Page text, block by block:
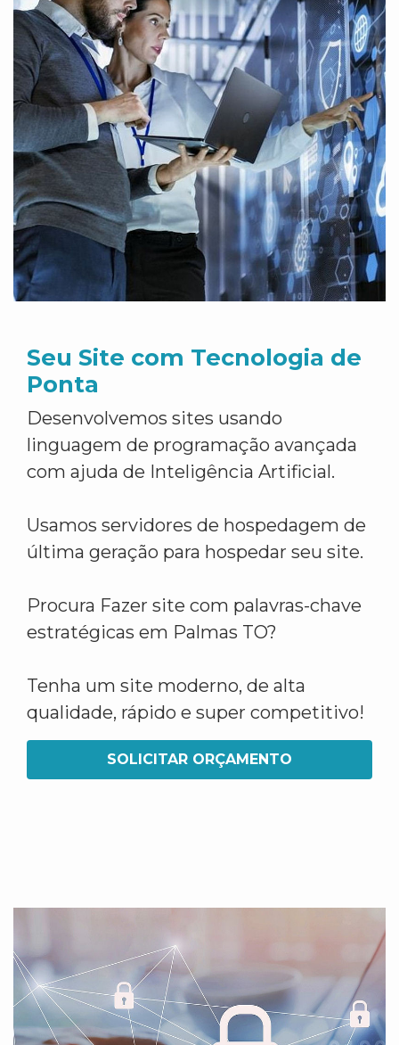
Seu Site com Tecnologia de
Ponta
Desenvolvemos sites usando
linguagem de programação avançada
com ajuda de Inteligência Artificial.
Usamos servidores de hospedagem de
última geração para hospedar seu site.
Procura Fazer site com palavras-chave
estratégicas em Palmas TO?
Tenha um site moderno, de alta
qualidade, rápido e super competitivo!
SOLICITAR ORÇAMENTO